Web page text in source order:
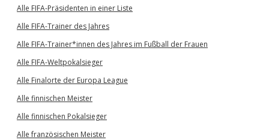
Alle FIFA-Präsidenten in einer Liste
Alle FIFA-Trainer des Jahres
Alle FIFA-Trainer*innen des Jahres im Fußball der Frauen
Alle FIFA-Weltpokalsieger
Alle Finalorte der Europa League
Alle finnischen Meister
Alle finnischen Pokalsieger
Alle französischen Meister